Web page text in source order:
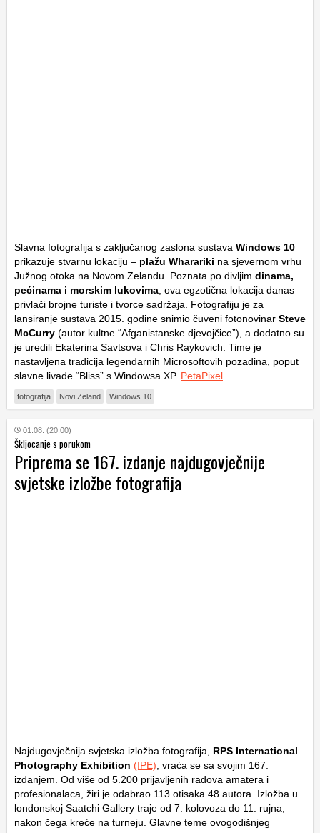
Slavna fotografija s zaključanog zaslona sustava Windows 10
prikazuje stvarnu lokaciju – plažu Wharariki na sjevernom vrhu
Južnog otoka na Novom Zelandu. Poznata po divljim dinama,
pećinama i morskim lukovima , ova egzotična lokacija danas
privlači brojne turiste i tvorce sadržaja. Fotografiju je za
lansiranje sustava 2015. godine snimio čuveni fotonovinar Steve
McCurry (autor kultne “Afganistanske djevojčice”), a dodatno su
je uredili Ekaterina Savtsova i Chris Raykovich. Time je
nastavljena tradicija legendarnih Microsoftovih pozadina, poput
slavne livade “Bliss” s Windowsa XP. PetaPixel
fotografija Novi Zeland Windows 10
01.08. (20:00)
Škljocanje s porukom
Priprema se 167. izdanje najdugovječnije
svjetske izložbe fotografija
Najdugovječnija svjetska izložba fotografija, RPS International
Photography Exhibition (IPE), vraća se sa svojim 167.
izdanjem. Od više od 5.200 prijavljenih radova amatera i
profesionalaca, žiri je odabrao 113 otisaka 48 autora. Izložba u
londonskoj Saatchi Gallery traje od 7. kolovoza do 11. rujna,
nakon čega kreće na turneju. Glavne teme ovogodišnjeg